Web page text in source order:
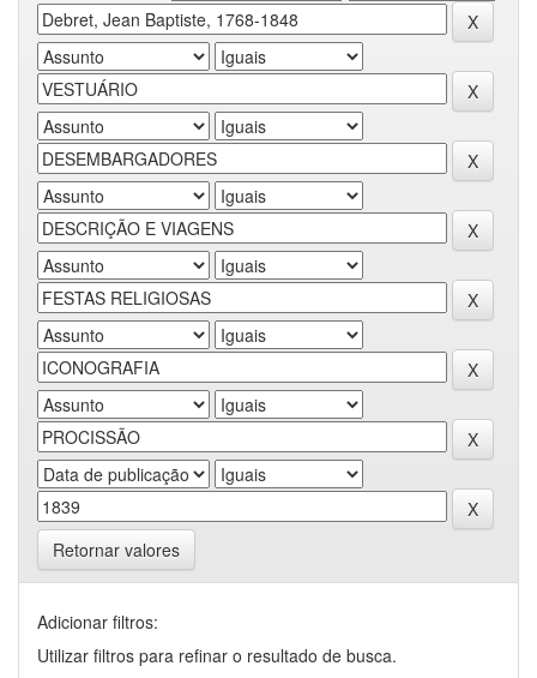
Retornar valores
Adicionar filtros:
Utilizar filtros para refinar o resultado de busca.